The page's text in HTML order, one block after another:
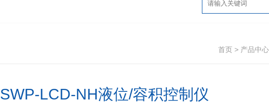
首页 > 产品中心
SWP-LCD-NH液位/容积控制仪